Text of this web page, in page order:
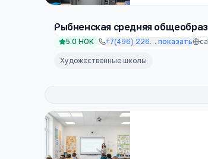
Рыбненская средняя
5.0 НОК +7(496) 226… показать
Художественные школы